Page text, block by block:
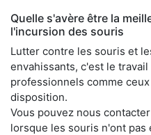
Quelle s'avère être la
l'incursion des souris
Lutter contre les souris et
envahissants, c'est le
professionnels comme
disposition.
Vous pouvez nous
lorsque les souris n'ont